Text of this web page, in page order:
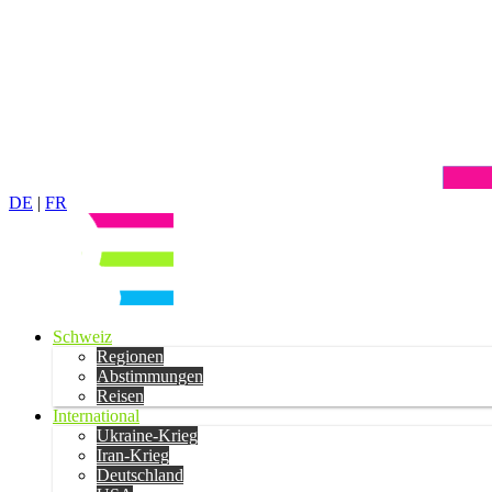
DE | FR
Schweiz
Regionen
Abstimmungen
Reisen
International
Ukraine-Krieg
Iran-Krieg
Deutschland